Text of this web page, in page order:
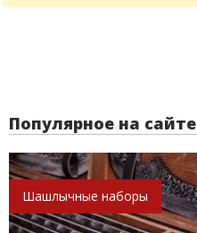
Популярное на сайте
Шашлычные наборы